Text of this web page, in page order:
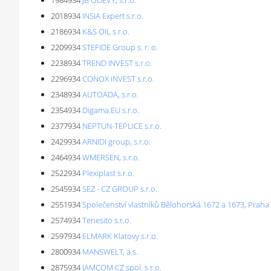
2018934 INSIA Expert s.r.o.
2186934 K&S OIL s.r.o.
2209934STEFIDE Group s. r. o.
2238934TREND INVEST s.r.o.
2296934CONOX INVEST s.r.o.
2348934AUTOADA, s.r.o.
2354934 Digama.EU s.r.o.
2377934 NEPTUN-TEPLICE s.r.o.
2429934ARNIDI group, s.r.o.
2464934WMERSEN, s.r.o.
2522934 Plexiplast s.r.o.
2545934SEZ - CZ GROUP s.r.o.
2551934Společenství vlastníků Bělohorská 1672 a 1673, Praha
2574934Tenesito s.r.o.
2597934 ELMARK Klatovy s.r.o.
2800934 MANSWELT, a.s.
2875934 JAMCOM CZ spol. s r.o.